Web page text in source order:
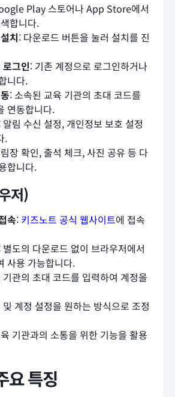
Play 스토어나 App Store에서
합니다.
치: 다운로드 버튼을 눌러 설치를 진
그인: 기존 계정으로 로그인하거나
니다.
: 소속된 교육 기관의 초대 코드를
연동합니다.
알림 수신 설정, 개인정보 보호 설정
.
장 확인, 출석 체크, 사진 공유 등 다
합니다.
저)
속: 키즈노트 공식 웹사이트에 접속
별도의 다운로드 없이 브라우저에서
사용 가능합니다.
기관의 초대 코드를 입력하여 계정을
및 계정 설정을 원하는 방식으로 조정
기관과의 소통을 위한 기능을 활용
요 특징